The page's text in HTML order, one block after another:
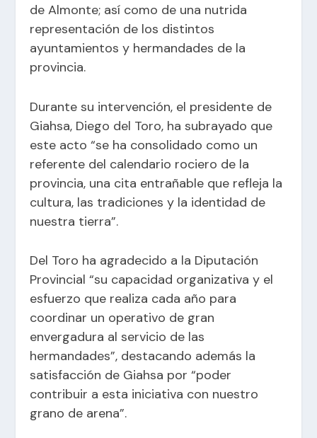
de Almonte; así como de una nutrida
representación de los distintos
ayuntamientos y hermandades de la
provincia.
Durante su intervención, el presidente de
Giahsa, Diego del Toro, ha subrayado que
este acto “se ha consolidado como un
referente del calendario rociero de la
provincia, una cita entrañable que refleja la
cultura, las tradiciones y la identidad de
nuestra tierra”.
Del Toro ha agradecido a la Diputación
Provincial “su capacidad organizativa y el
esfuerzo que realiza cada año para
coordinar un operativo de gran
envergadura al servicio de las
hermandades”, destacando además la
satisfacción de Giahsa por “poder
contribuir a esta iniciativa con nuestro
grano de arena”.